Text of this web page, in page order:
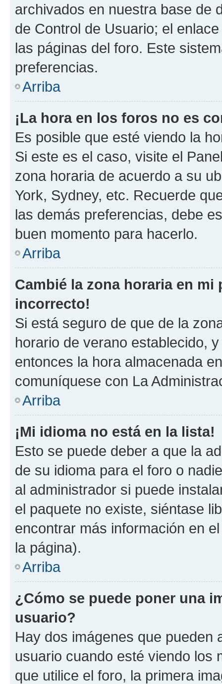
archivados en nuestra base de
de Control de Usuario; el
las páginas del foro. Este
preferencias.
Arriba
¡La hora en los foros no es
Es posible que esté viendo la
Si este es el caso, visite el
zona horaria de acuerdo a su
York, Sydney, etc. Recuerde
las demás preferencias, debe
buen momento para hacerlo.
Arriba
Cambié la zona horaria en
incorrecto!
Si está seguro de que de la
horario de verano establecido,
entonces la hora almacenada
comuníquese con La
Arriba
¡Mi idioma no está en la lista!
Esto se puede deber a que la
de su idioma para el foro o
al administrador si puede
el paquete no existe, siéntase
encontrar más información en
la página).
Arriba
¿Cómo se puede poner una
usuario?
Hay dos imágenes que pueden
usuario cuando esté viendo los
que utilice el foro, la primera